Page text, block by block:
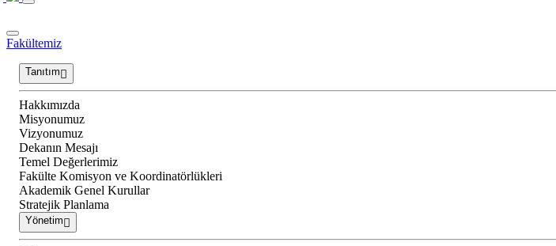
Fakültemiz
Tanıtım
Hakkımızda
Misyonumuz
Vizyonumuz
Dekanın Mesajı
Temel Değerlerimiz
Fakülte Komisyon ve Koordinatörlükleri
Akademik Genel Kurullar
Stratejik Planlama
Yönetim